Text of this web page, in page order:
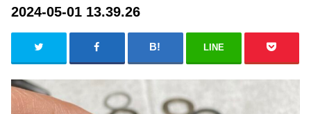
2024-05-01 13.39.26
LINE